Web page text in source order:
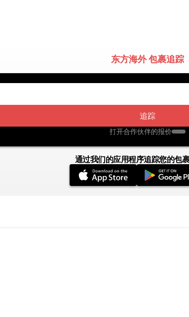
东方海外 包裹追踪
追踪
打开合作伙伴的报价
通过我们的应用程序追踪您的包